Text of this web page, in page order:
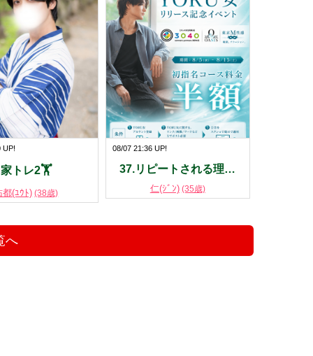
UP!
家トレ2🏋️
都(ﾕｳﾄ) (38歳)
08/07 21:36 UP!
37.リピートされる理…
仁(ｼﾞﾝ) (35歳)
へ